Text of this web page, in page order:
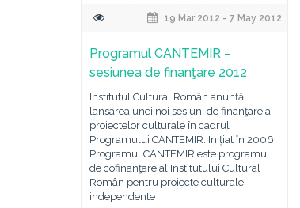
19 Mar 2012 - 7 May 2012
Programul CANTEMIR –
sesiunea de finanţare 2012
Institutul Cultural Român anunță
lansarea unei noi sesiuni de finanţare a
proiectelor culturale în cadrul
Programului CANTEMIR. Iniţiat în 2006,
Programul CANTEMIR este programul
de cofinanţare al Institutului Cultural
Român pentru proiecte culturale
independente